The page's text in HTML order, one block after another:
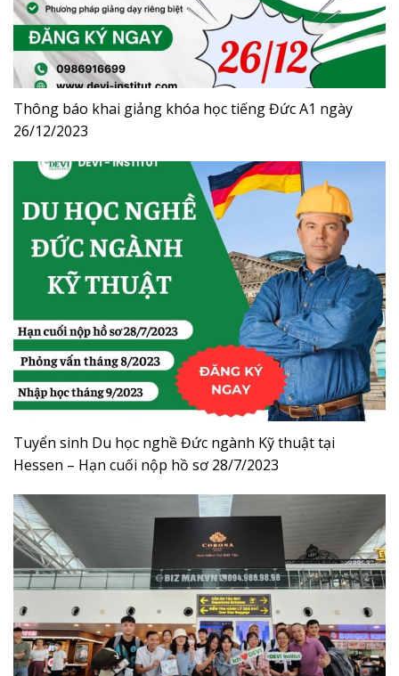
Thông báo khai giảng khóa học tiếng Đức A1 ngày
26/12/2023
Tuyển sinh Du học nghề Đức ngành Kỹ thuật tại
Hessen – Hạn cuối nộp hồ sơ 28/7/2023